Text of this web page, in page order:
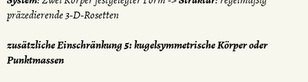
präzedierende 3-D-Rosetten
zusätzliche Einschränkung 5: kugelsymmetrische Körper oder
Punktmassen